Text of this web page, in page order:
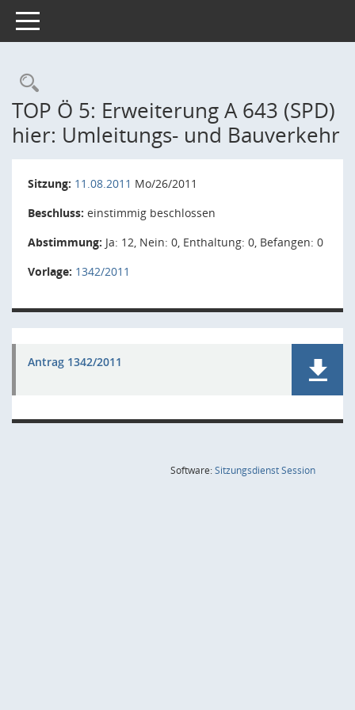
Toggle navigation
Rechercheauswahl
TOP Ö 5: Erweiterung A 643 (SPD)
hier: Umleitungs- und Bauverkehr
Sitzung: 11.08.2011 Mo/26/2011
Beschluss: einstimmig beschlossen
Abstimmung: Ja: 12, Nein: 0, Enthaltung: 0, Befangen: 0
Vorlage: 1342/2011
Antrag 1342/2011
Software:SitzungsdienstSession(Wird in